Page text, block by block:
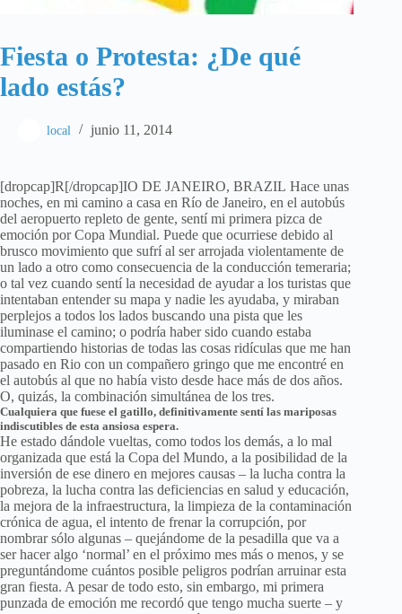
Fiesta o Protesta: ¿De qué
lado estás?
local junio 11, 2014
[dropcap]R[/dropcap]IO DE JANEIRO, BRAZIL Hace unas
noches, en mi camino a casa en Río de Janeiro, en el autobús
del aeropuerto repleto de gente, sentí mi primera pizca de
emoción por Copa Mundial. Puede que ocurriese debido al
brusco movimiento que sufrí al ser arrojada violentamente de
un lado a otro como consecuencia de la conducción temeraria;
o tal vez cuando sentí la necesidad de ayudar a los turistas que
intentaban entender su mapa y nadie les ayudaba, y miraban
perplejos a todos los lados buscando una pista que les
iluminase el camino; o podría haber sido cuando estaba
compartiendo historias de todas las cosas ridículas que me han
pasado en Rio con un compañero gringo que me encontré en
el autobús al que no había visto desde hace más de dos años.
O, quizás, la combinación simultánea de los tres.
Cualquiera que fuese el gatillo, definitivamente sentí las mariposas
indiscutibles de esta ansiosa espera.
He estado dándole vueltas, como todos los demás, a lo mal
organizada que está la Copa del Mundo, a la posibilidad de la
inversión de ese dinero en mejores causas – la lucha contra la
pobreza, la lucha contra las deficiencias en salud y educación,
la mejora de la infraestructura, la limpieza de la contaminación
crónica de agua, el intento de frenar la corrupción, por
nombrar sólo algunas – quejándome de la pesadilla que va a
ser hacer algo ‘normal’ en el próximo mes más o menos, y se
preguntándome cuántos posible peligros podrían arruinar esta
gran fiesta. A pesar de todo esto, sin embargo, mi primera
punzada de emoción me recordó que tengo mucha suerte – y